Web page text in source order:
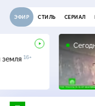
ЭФИР СТИЛЬ СЕРИАЛ
земля 16+